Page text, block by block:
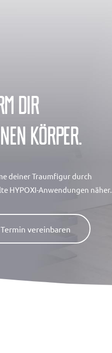
dir
Körper.
deiner Traumfigur durch
HYPOXI-Anwendungen näher.
Termin vereinbaren